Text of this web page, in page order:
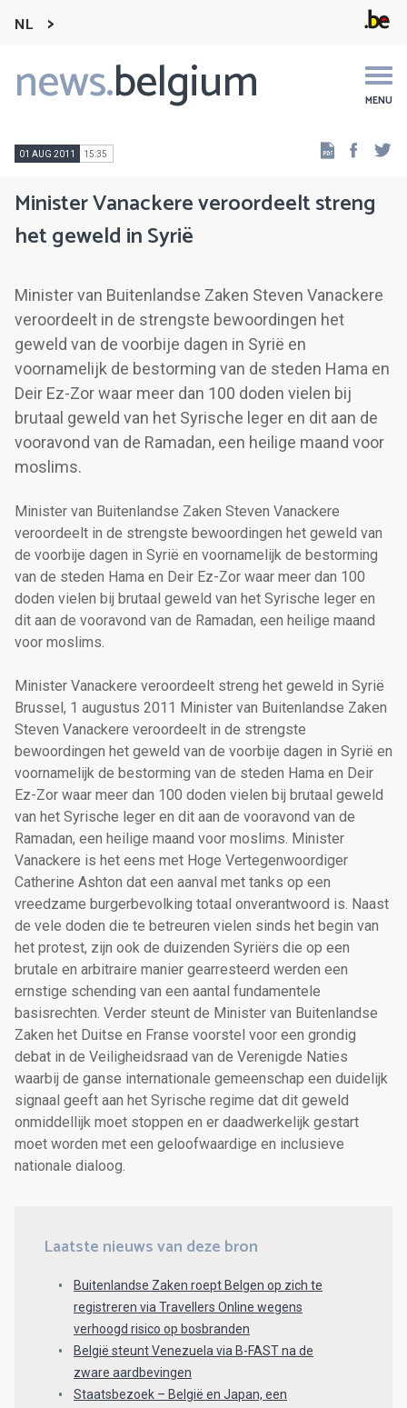
NL
news.belgium MENU
Main
navigation
01 AUG 2011 15:35
Minister Vanackere veroordeelt streng
het geweld in Syrië
Minister van Buitenlandse Zaken Steven Vanackere
veroordeelt in de strengste bewoordingen het
geweld van de voorbije dagen in Syrië en
voornamelijk de bestorming van de steden Hama en
Deir Ez-Zor waar meer dan 100 doden vielen bij
brutaal geweld van het Syrische leger en dit aan de
vooravond van de Ramadan, een heilige maand voor
moslims.
Minister van Buitenlandse Zaken Steven Vanackere
veroordeelt in de strengste bewoordingen het geweld van
de voorbije dagen in Syrië en voornamelijk de bestorming
van de steden Hama en Deir Ez-Zor waar meer dan 100
doden vielen bij brutaal geweld van het Syrische leger en
dit aan de vooravond van de Ramadan, een heilige maand
voor moslims.
Minister Vanackere veroordeelt streng het geweld in Syrië
Brussel, 1 augustus 2011 Minister van Buitenlandse Zaken
Steven Vanackere veroordeelt in de strengste
bewoordingen het geweld van de voorbije dagen in Syrië en
voornamelijk de bestorming van de steden Hama en Deir
Ez-Zor waar meer dan 100 doden vielen bij brutaal geweld
van het Syrische leger en dit aan de vooravond van de
Ramadan, een heilige maand voor moslims. Minister
Vanackere is het eens met Hoge Vertegenwoordiger
Catherine Ashton dat een aanval met tanks op een
vreedzame burgerbevolking totaal onverantwoord is. Naast
de vele doden die te betreuren vielen sinds het begin van
het protest, zijn ook de duizenden Syriërs die op een
brutale en arbitraire manier gearresteerd werden een
ernstige schending van een aantal fundamentele
basisrechten. Verder steunt de Minister van Buitenlandse
Zaken het Duitse en Franse voorstel voor een grondig
debat in de Veiligheidsraad van de Verenigde Naties
waarbij de ganse internationale gemeenschap een duidelijk
signaal geeft aan het Syrische regime dat dit geweld
onmiddellijk moet stoppen en er daadwerkelijk gestart
moet worden met een geloofwaardige en inclusieve
nationale dialoog.
Laatste nieuws van deze bron
Buitenlandse Zaken roept Belgen op zich te
registreren via Travellers Online wegens
verhoogd risico op bosbranden
België steunt Venezuela via B-FAST na de
zware aardbevingen
Staatsbezoek – België en Japan, een